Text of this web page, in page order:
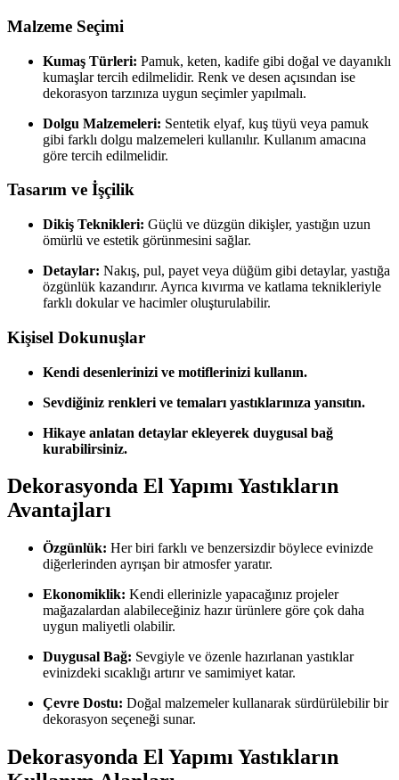
Malzeme Seçimi
Kumaş Türleri: Pamuk, keten, kadife gibi doğal ve dayanıklı
kumaşlar tercih edilmelidir. Renk ve desen açısından ise
dekorasyon tarzınıza uygun seçimler yapılmalı.
Dolgu Malzemeleri: Sentetik elyaf, kuş tüyü veya pamuk
gibi farklı dolgu malzemeleri kullanılır. Kullanım amacına
göre tercih edilmelidir.
Tasarım ve İşçilik
Dikiş Teknikleri: Güçlü ve düzgün dikişler, yastığın uzun
ömürlü ve estetik görünmesini sağlar.
Detaylar: Nakış, pul, payet veya düğüm gibi detaylar, yastığa
özgünlük kazandırır. Ayrıca kıvırma ve katlama teknikleriyle
farklı dokular ve hacimler oluşturulabilir.
Kişisel Dokunuşlar
Kendi desenlerinizi ve motiflerinizi kullanın.
Sevdiğiniz renkleri ve temaları yastıklarınıza yansıtın.
Hikaye anlatan detaylar ekleyerek duygusal bağ
kurabilirsiniz.
Dekorasyonda El Yapımı Yastıkların
Avantajları
Özgünlük: Her biri farklı ve benzersizdir böylece evinizde
diğerlerinden ayrışan bir atmosfer yaratır.
Ekonomiklik: Kendi ellerinizle yapacağınız projeler
mağazalardan alabileceğiniz hazır ürünlere göre çok daha
uygun maliyetli olabilir.
Duygusal Bağ: Sevgiyle ve özenle hazırlanan yastıklar
evinizdeki sıcaklığı artırır ve samimiyet katar.
Çevre Dostu: Doğal malzemeler kullanarak sürdürülebilir bir
dekorasyon seçeneği sunar.
Dekorasyonda El Yapımı Yastıkların